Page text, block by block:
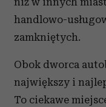
handlowo-
zamkniętych.
Obok dworca
największy i
To ciekawe